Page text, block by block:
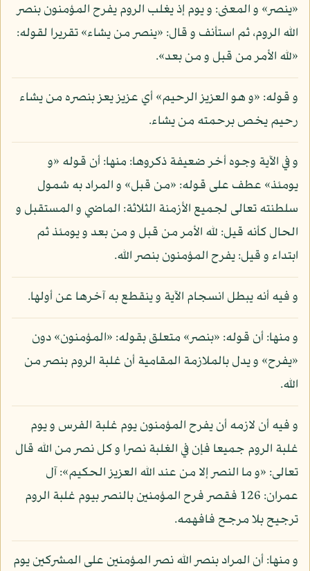
«ينصر» و المعنى: و يوم إذ يغلب الروم يفرح المؤمنون بنصر
الله الروم، ثم استأنف و قال: «ينصر من يشاء» تقريرا لقوله:
«لله الأمر من قبل و من بعد».
و قوله: «و هو العزيز الرحيم» أي عزيز يعز بنصره من يشاء
رحيم يخص برحمته من يشاء.
و في الآية وجوه أخر ضعيفة ذكروها: منها: أن قوله «و
يومئذ» عطف على قوله: «من قبل» و المراد به شمول
سلطنته تعالى لجميع الأزمنة الثلاثة: الماضي و المستقبل و
الحال كأنه قيل: لله الأمر من قبل و من بعد و يومئذ ثم
ابتداء و قيل: يفرح المؤمنون بنصر الله.
و فيه أنه يبطل انسجام الآية و ينقطع به آخرها عن أولها.
و منها: أن قوله: «بنصر» متعلق بقوله: «المؤمنون» دون
«يفرح» و يدل بالملازمة المقامية أن غلبة الروم بنصر من
الله.
و فيه أن لازمه أن يفرح المؤمنون يوم غلبة الفرس و يوم
غلبة الروم جميعا فإن في الغلبة نصرا و كل نصر من الله قال
تعالى: «و ما النصر إلا من عند الله العزيز الحكيم»: آل
عمران: 126 فقصر فرح المؤمنين بالنصر بيوم غلبة الروم
ترجيح بلا مرجح فافهمه.
و منها: أن المراد بنصر الله نصر المؤمنين على المشركين يوم